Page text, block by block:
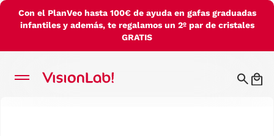
Con el PlanVeo hasta 100€ de ayuda en gafas graduadas
infantiles y además, te regalamos un 2º par de cristales
GRATIS